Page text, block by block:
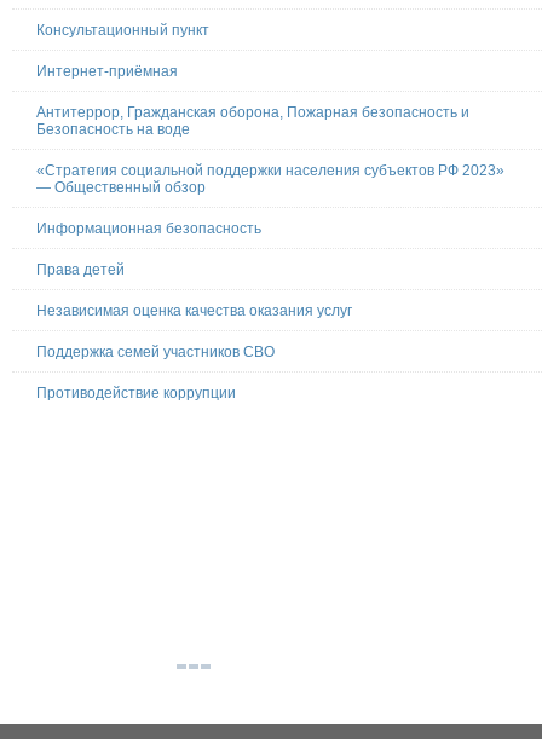
Консультационный пункт
Интернет-приёмная
Антитеррор, Гражданская оборона, Пожарная безопасность и
Безопасность на воде
«Стратегия социальной поддержки населения субъектов РФ 2023»
— Общественный обзор
Информационная безопасность
Права детей
Независимая оценка качества оказания услуг
Поддержка семей участников СВО
Противодействие коррупции